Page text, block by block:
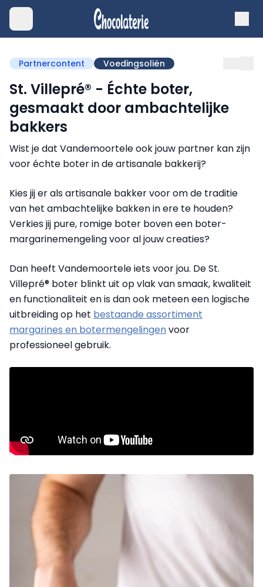
Partnercontent Voedingsoliën
St. Villepré® - Échte boter,
gesmaakt door ambachtelijke
bakkers
Wist je dat Vandemoortele ook jouw partner kan zijn
voor échte boter in de artisanale bakkerij?
Kies jij er als artisanale bakker voor om de traditie
van het ambachtelijke bakken in ere te houden?
Verkies jij pure, romige boter boven een boter-
margarinemengeling voor al jouw creaties?
Dan heeft Vandemoortele iets voor jou. De St.
Villepré® boter blinkt uit op vlak van smaak, kwaliteit
en functionaliteit en is dan ook meteen een logische
uitbreiding op het bestaande assortiment
margarines en botermengelingenvoor
professioneel gebruik.